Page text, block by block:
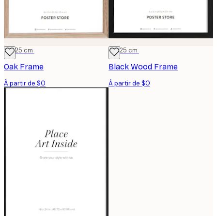
20x25 cm
Oak Frame
À partir de $0
20x25 cm
Black Wood Frame
À partir de $0